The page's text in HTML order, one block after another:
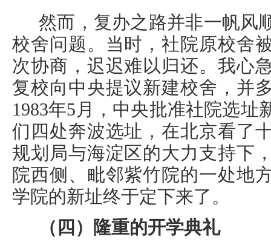
然而，复办之路并非一帆风
校舍问题。当时，社院原校舍
次协商，迟迟难以归还。我心
复校向中央提议新建校舍，并
1983年5月，中央批准社院选址
们四处奔波选址，在北京看了
规划局与海淀区的大力支持下
院西侧、毗邻紫竹院的一处地
学院的新址终于定下来了。
（四）隆重的开学典礼